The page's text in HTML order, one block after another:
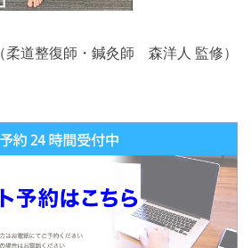
（柔道整復師・鍼灸師 森洋人 監修）